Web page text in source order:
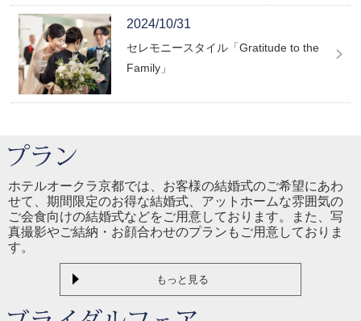
2024/10/31
セレモニースタイル「Gratitude to the
Family」
ホテルオークラ京都では、お客様の結婚式のご希望にあわ
せて、期間限定のお得な結婚式、アットホームな雰囲気の
ご会食向けの結婚式などをご用意しております。また、写
真撮影やご結納・お顔合わせのプランもご用意しておりま
す。
もっと見る